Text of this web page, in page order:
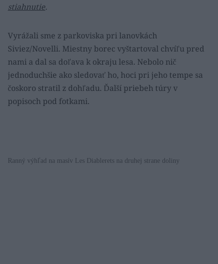
stiahnutie.
Vyrážali sme z parkoviska pri lanovkách
Siviez/Novelli. Miestny borec vyštartoval chvíľu pred
nami a dal sa doľava k okraju lesa. Nebolo nič
jednoduchšie ako sledovať ho, hoci pri jeho tempe sa
čoskoro stratil z dohľadu. Ďalší priebeh túry v
popisoch pod fotkami.
Ranný výhľad na masív Les Diablerets na druhej strane doliny